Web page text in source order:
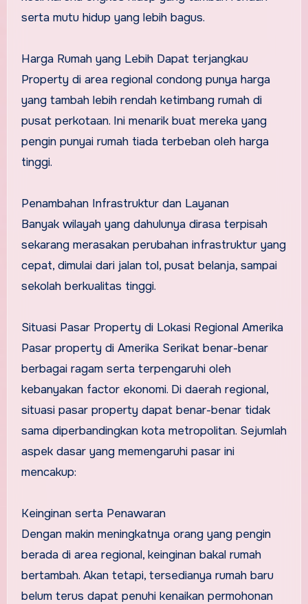
serta mutu hidup yang lebih bagus.
Harga Rumah yang Lebih Dapat terjangkau
Property di area regional condong punya harga
yang tambah lebih rendah ketimbang rumah di
pusat perkotaan. Ini menarik buat mereka yang
pengin punyai rumah tiada terbeban oleh harga
tinggi.
Penambahan Infrastruktur dan Layanan
Banyak wilayah yang dahulunya dirasa terpisah
sekarang merasakan perubahan infrastruktur yang
cepat, dimulai dari jalan tol, pusat belanja, sampai
sekolah berkualitas tinggi.
Situasi Pasar Property di Lokasi Regional Amerika
Pasar property di Amerika Serikat benar-benar
berbagai ragam serta terpengaruhi oleh
kebanyakan factor ekonomi. Di daerah regional,
situasi pasar property dapat benar-benar tidak
sama diperbandingkan kota metropolitan. Sejumlah
aspek dasar yang memengaruhi pasar ini
mencakup:
Keinginan serta Penawaran
Dengan makin meningkatnya orang yang pengin
berada di area regional, keinginan bakal rumah
bertambah. Akan tetapi, tersedianya rumah baru
belum terus dapat penuhi kenaikan permohonan